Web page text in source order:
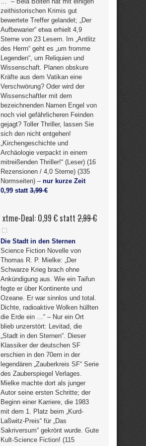
zeithistorischen Krimis gut
bewertete Treffer gelandet; „Der
Aufbewarier“ etwa erhielt 4,9
Sterne von 23 Lesern. Im „Antlitz
des Herrn“ geht es „um fromme
Legenden“, um Reliquien und
Wissenschaft. Planen obskure
Kräfte aus dem Vatikan eine
Verschwörung? Oder wird der
Wissenschaftler mit dem
bezeichnenden Namen Engel von
noch viel gefährlicheren Feinden
gejagt? Toller Thriller, lassen Sie
sich den nicht entgehen!
„Kirchengeschichte und
Archäologie verpackt in einem
mitreißenden Thriller!“ (Leser) (16
Rezensionen / 4,0 Sterne) (335
Normseiten) – nur kurze Zeit
0,99 statt 3,99 €
xtme-Deal: 0,99 € statt 2,99 €
Die Stadt in den Sternen
Science Fiction Novelle von
Thomas R. P. Mielke: „Der
Schwarze Krieg brach ohne
Ankündigung aus. Wie ein Taifun
fegte er über Kontinente und
Ozeane. Er war sinnlos und total.
Dichte, radioaktive Wolken hüllten
die Erde ein …“ – Nur ein Ort
blieb unzerstört: Levitad, die
„Stadt in den Sternen“. Dieser
Klassiker der deutschen SF
erschien in den 70ern in der
legendären „Zauberkreis SF“ Serie
des Zauberspiegel Verlages.
Mielke machte dort als junger
Autor seine ersten Schritte; der
Beginn einer Karriere, die 1983
mit dem 1. Platz beim „Kurd-
Laßwitz-Preis“ für „Das
Sakriversum“ gekrönt wurde. Gute
Kult-Science Fiction! (115